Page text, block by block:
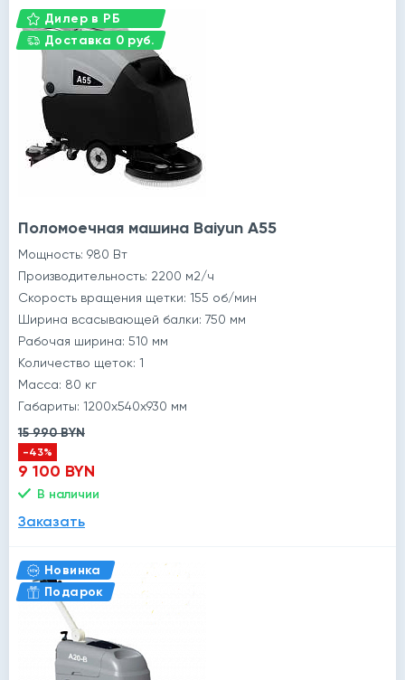
Дилер в РБ
Доставка 0 руб.
Поломоечная машина Baiyun A55
Мощность: 980 Вт
Производительность: 2200 м2/ч
Скорость вращения щетки: 155 об/мин
Ширина всасывающей балки: 750 мм
Рабочая ширина: 510 мм
Количество щеток: 1
Масса: 80 кг
Габариты: 1200x540x930 мм
15 990 BYN
-43%
9 100 BYN
В наличии
Заказать
Новинка
Подарок